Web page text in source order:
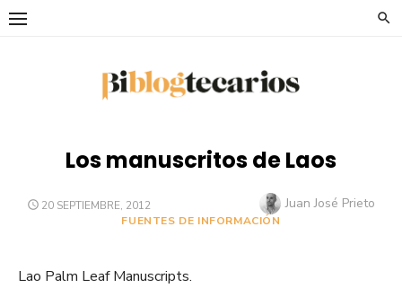
Saltar
Los manuscritos de Laos
PUBLICADO
20 SEPTIEMBRE, 2012 Autor
Juan José Prieto
FUENTES DE INFORMACIÓN
Lao Palm Leaf Manuscripts.